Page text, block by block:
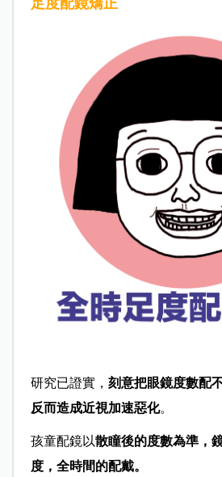
研究已證實， 刻意把眼鏡度數配
反而造成近視加速惡化。
孩童配鏡以散瞳後的度數為準，
度，全時間的配戴。